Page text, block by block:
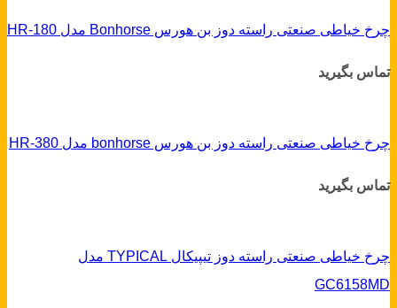
چرخ خیاطی صنعتی راسته دوز بن هورس Bonhorse مدل HR-180
تماس بگیرید
چرخ خیاطی صنعتی راسته دوز بن هورس bonhorse مدل HR-380
تماس بگیرید
چرخ خیاطی صنعتی راسته دوز تیپیکال TYPICAL مدل
GC6158MD